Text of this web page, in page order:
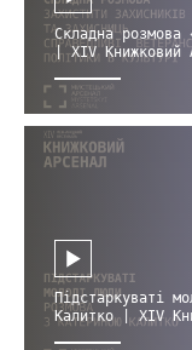
Складна розмова
| XIV Книжковий
Підстаркуваті
Калитко | XIV